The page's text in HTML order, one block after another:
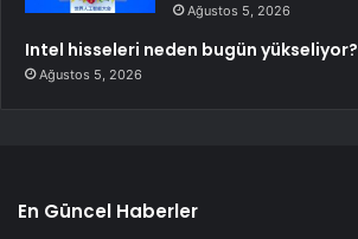
Ağustos 5, 2026
Intel hisseleri neden bugün yükseliyor?
Ağustos 5, 2026
En Güncel Haberler